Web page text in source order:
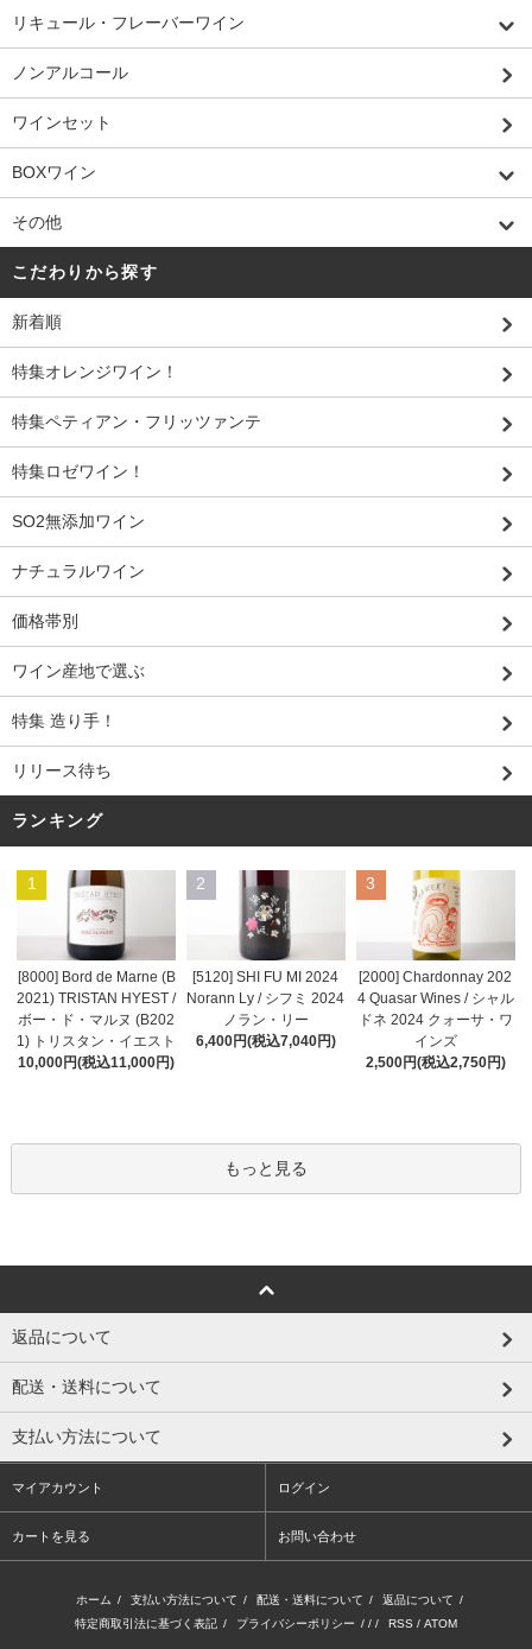
リキュール・フレーバーワイン
ノンアルコール
ワインセット
BOXワイン
その他
こだわりから探す
新着順
特集オレンジワイン！
特集ペティアン・フリッツァンテ
特集ロゼワイン！
SO2無添加ワイン
ナチュラルワイン
価格帯別
ワイン産地で選ぶ
特集 造り手！
リリース待ち
ランキング
1
[8000] Bord de Marne (B
2021) TRISTAN HYEST /
ボー・ド・マルヌ (B202
1) トリスタン・イエスト
10,000円(税込11,000円)
2
[5120] SHI FU MI 2024
Norann Ly / シフミ 2024
ノラン・リー
6,400円(税込7,040円)
3
[2000] Chardonnay 202
4 Quasar Wines / シャル
ドネ 2024 クォーサ・ワ
インズ
2,500円(税込2,750円)
もっと見る
返品について
配送・送料について
支払い方法について
マイアカウント ログイン
カートを見る お問い合わせ
ホーム / 支払い方法について / 配送・送料について / 返品について /
特定商取引法に基づく表記 / プライバシーポリシー / / / RSS / ATOM